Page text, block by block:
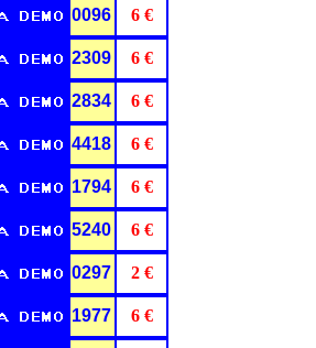
0096 6 €
2309 6 €
2834 6 €
4418 6 €
1794 6 €
5240 6 €
0297 2 €
1977 6 €